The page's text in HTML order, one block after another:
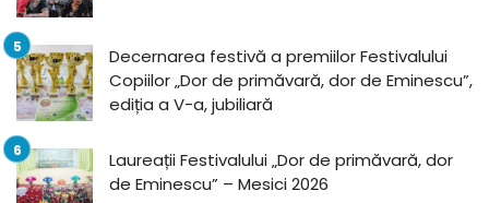
Decernarea festivă a premiilor Festivalului
Copiilor „Dor de primăvară, dor de Eminescu”,
ediția a V-a, jubiliară
Laureații Festivalului „Dor de primăvară, dor
de Eminescu” – Mesici 2026